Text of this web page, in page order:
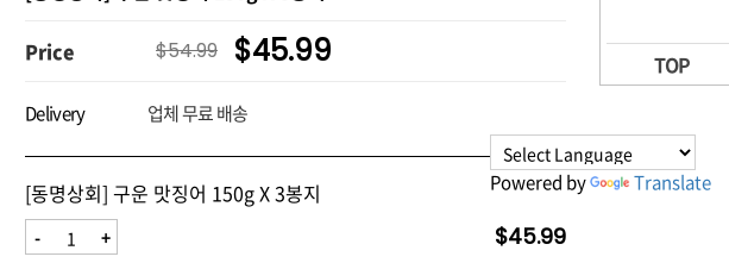
Powered by Translate
Price $54.99 $45.99
Delivery 업체 무료 배송
[동명상회] 구운 맛징어 150g X 3봉지
- + $45.99
TOP